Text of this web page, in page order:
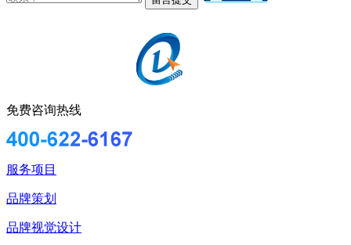
免费咨询热线
服务项目
品牌策划
品牌视觉设计